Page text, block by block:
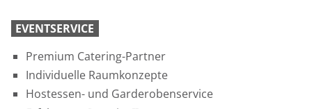
EVENTSERVICE
Premium Catering-Partner
Individuelle Raumkonzepte
Hostessen- und Garderobenservice